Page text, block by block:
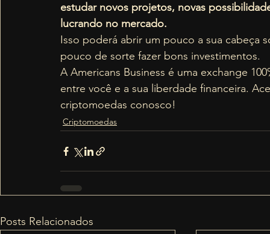
estudar novos projetos, novas
lucrando no mercado.
Isso poderá abrir um pouco a sua cabeça
pouco de sorte fazer bons investimentos.
A Americans Business é uma exchange
entre você e a sua liberdade financeira.
criptomoedas conosco!
Criptomoedas
Posts Relacionados